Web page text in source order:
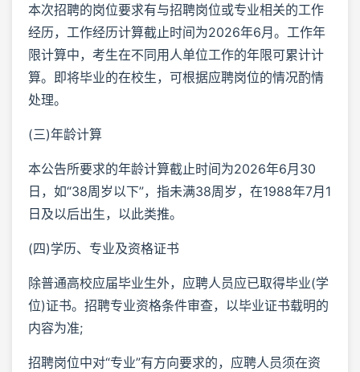
本次招聘的岗位要求有与招聘岗位或专业相关的工作
经历，工作经历计算截止时间为2026年6月。工作年
限计算中，考生在不同用人单位工作的年限可累计计
算。即将毕业的在校生，可根据应聘岗位的情况酌情
处理。
(三)年龄计算
本公告所要求的年龄计算截止时间为2026年6月30
日，如“38周岁以下”，指未满38周岁，在1988年7月1
日及以后出生，以此类推。
(四)学历、专业及资格证书
除普通高校应届毕业生外，应聘人员应已取得毕业(学
位)证书。招聘专业资格条件审查，以毕业证书载明的
内容为准;
招聘岗位中对“专业”有方向要求的，应聘人员须在资